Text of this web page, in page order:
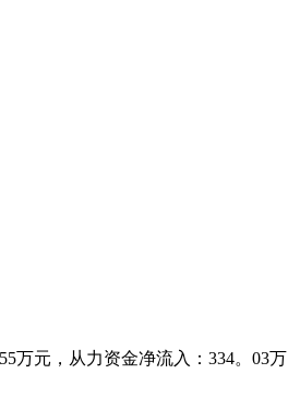
万元，从力资金净流入：334。03万